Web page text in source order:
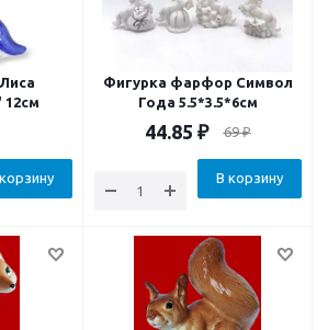
12см
Фигурка фарфор Символ
Года 5.5*3.5*6см
44.85 ₽ 69₽
В корзину